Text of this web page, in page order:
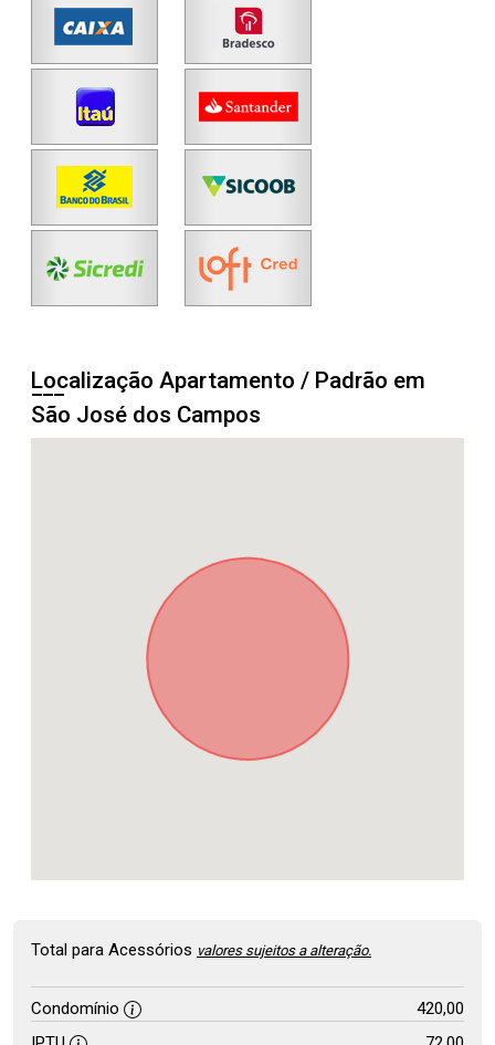
Localização Apartamento / Padrão em
São José dos Campos
Total para Acessórios valores sujeitos a alteração.
Condomínio
420,00